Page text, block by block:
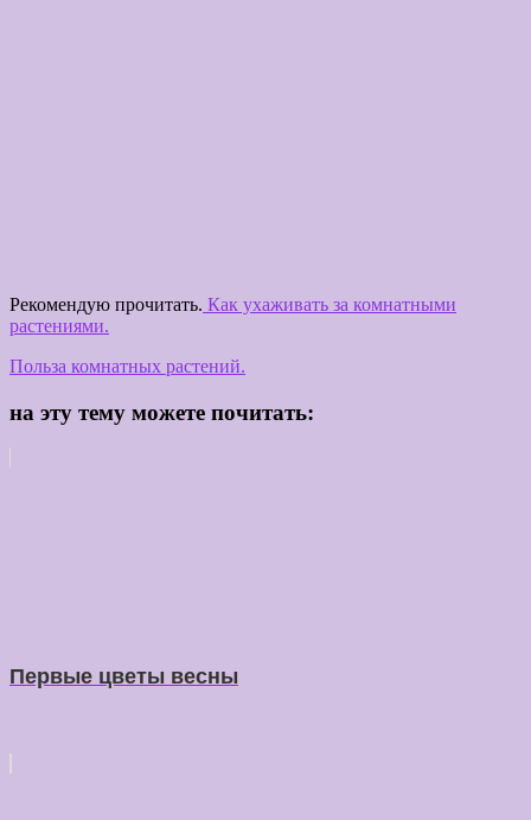
Рекомендую прочитать. Как ухаживать за комнатными
растениями.
Польза комнатных растений.
на эту тему можете почитать:
Первые цветы весны